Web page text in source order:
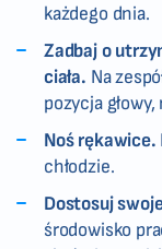
każdego dnia.
Zadbaj o
ciała. Na
pozycja
Noś rękawice.
chłodzie.
Dostosuj
środowisko